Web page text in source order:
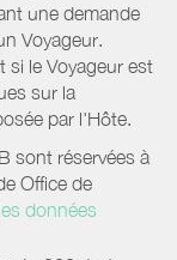
une demande
Voyageur.
si le Voyageur est
sur la
par l'Hôte.
sont réservées à
Office de
données